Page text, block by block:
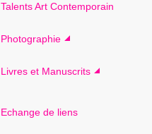
Talents Art Contemporain
Photographie
Livres et Manuscrits
Echange de liens